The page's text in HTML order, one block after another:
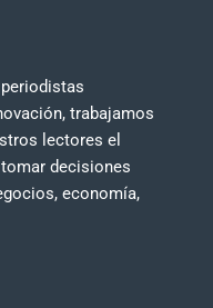
trabajamos
lectores el
decisiones
economía,